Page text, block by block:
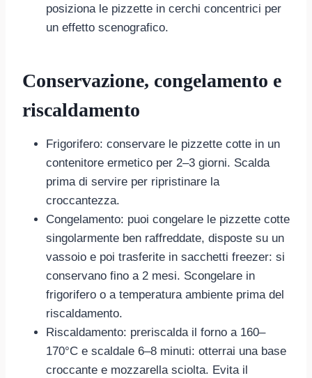
posiziona le pizzette in cerchi concentrici per
un effetto scenografico.
Conservazione, congelamento e
riscaldamento
Frigorifero: conservare le pizzette cotte in un
contenitore ermetico per 2–3 giorni. Scalda
prima di servire per ripristinare la
croccantezza.
Congelamento: puoi congelare le pizzette cotte
singolarmente ben raffreddate, disposte su un
vassoio e poi trasferite in sacchetti freezer: si
conservano fino a 2 mesi. Scongelare in
frigorifero o a temperatura ambiente prima del
riscaldamento.
Riscaldamento: preriscalda il forno a 160–
170°C e scaldale 6–8 minuti: otterrai una base
croccante e mozzarella sciolta. Evita il